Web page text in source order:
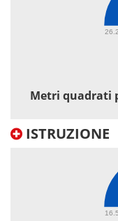
26.2
Metri quadrati
ISTRUZIONE
16.5